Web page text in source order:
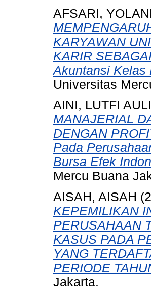
AFSARI,
KARYAWAN
KARIR
Akuntansi Kelas
Universitas
AINI, LUTFI
MANAJERIAL
DENGAN
Pada
Bursa Efek
Mercu Buana
AISAH, AISAH
KEPEMILIKAN
PERUSAHAAN
KASUS PADA
YANG
PERIODE
Jakarta.